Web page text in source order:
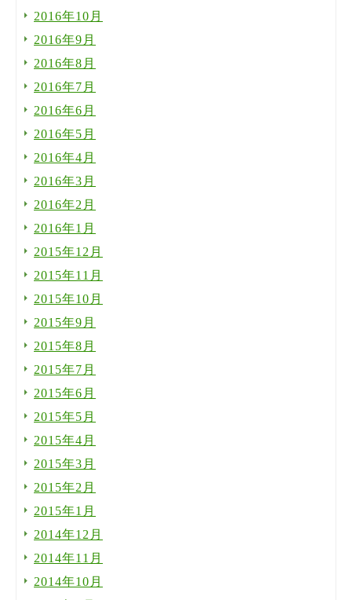
2016年10月
2016年9月
2016年8月
2016年7月
2016年6月
2016年5月
2016年4月
2016年3月
2016年2月
2016年1月
2015年12月
2015年11月
2015年10月
2015年9月
2015年8月
2015年7月
2015年6月
2015年5月
2015年4月
2015年3月
2015年2月
2015年1月
2014年12月
2014年11月
2014年10月